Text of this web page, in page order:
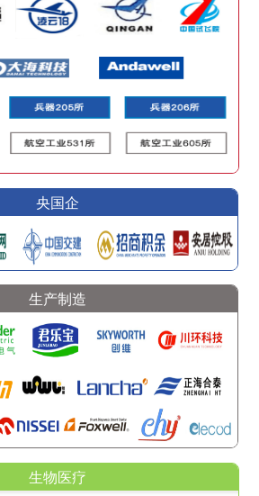
央国企
生产制造
生物医疗